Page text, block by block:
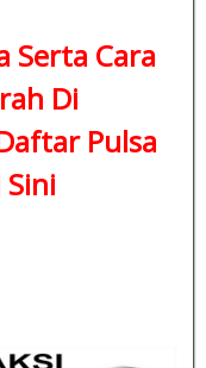
Serta Cara
Di
Pulsa
Sini